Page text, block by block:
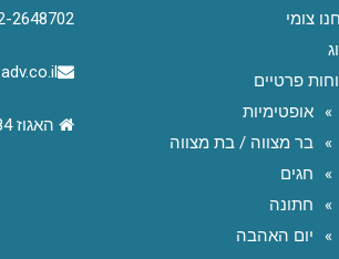
צומי
פרטיים
אופטימיות
בר מצווה / בת מצווה
חגים
חתונה
יום האהבה
2648702
האגוז 84 נוה ירק